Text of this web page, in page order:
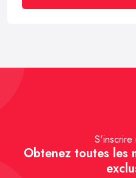
S'inscrire
Obtenez toutes les